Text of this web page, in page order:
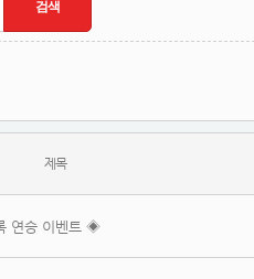
제목
연승 이벤트 ◈